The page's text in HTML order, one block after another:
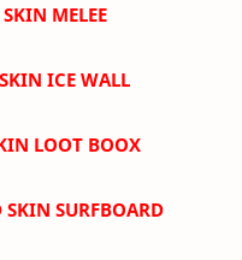
MELEE
ICE WALL
LOOT BOOX
SURFBOARD